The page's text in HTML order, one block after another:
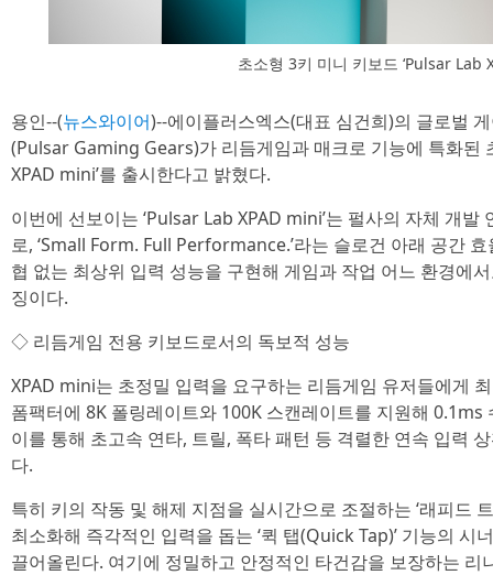
초소형 3키 미니 키보드 ‘Pulsar Lab
용인--(뉴스와이어)--에이플러스엑스(대표 심건희)의 글로벌
(Pulsar Gaming Gears)가 리듬게임과 매크로 기능에 특화된
XPAD mini’를 출시한다고 밝혔다.
이번에 선보이는 ‘Pulsar Lab XPAD mini’는 펄사의 자체 개
로, ‘Small Form. Full Performance.’라는 슬로건 아래 공간
협 없는 최상위 입력 성능을 구현해 게임과 작업 어느 환경에
징이다.
◇ 리듬게임 전용 키보드로서의 독보적 성능
XPAD mini는 초정밀 입력을 요구하는 리듬게임 유저들에게
폼팩터에 8K 폴링레이트와 100K 스캔레이트를 지원해
이를 통해 초고속 연타, 트릴, 폭타 패턴 등 격렬한 연속 입력
다.
특히 키의 작동 및 해제 지점을 실시간으로 조절하는 ‘래피드
최소화해 즉각적인 입력을 돕는 ‘퀵 탭(Quick Tap)’ 기능의 시
끌어올린다. 여기에 정밀하고 안정적인 타건감을 보장하는 리